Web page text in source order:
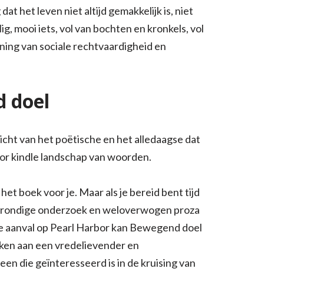
het leven niet altijd gemakkelijk is, niet
mooi iets, vol van bochten en kronkels, vol
van sociale rechtvaardigheid en
doel
van het poëtische en het alledaagse dat
kindle landschap van woorden.
boek voor je. Maar als je bereid bent tijd
onderzoek en weloverwogen proza
op Pearl Harbor kan Bewegend doel
aan een vredelievender en
die geïnteresseerd is in de kruising van